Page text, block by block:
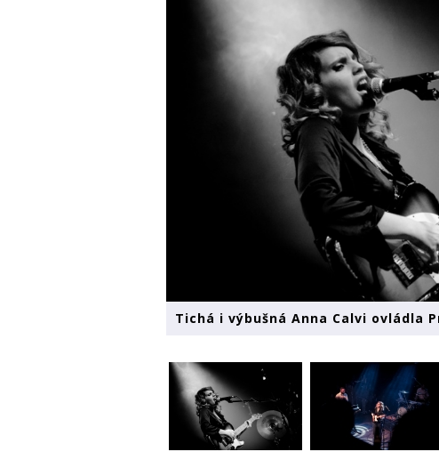
Tichá i výbušná Anna Calvi ovládla